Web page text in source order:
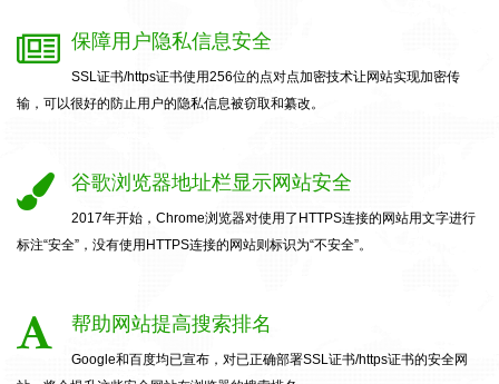
保障用户隐私信息安全
SSL证书/https证书使用256位的点对点加密技术让网站实现加密传
输，可以很好的防止用户的隐私信息被窃取和纂改。
谷歌浏览器地址栏显示网站安全
2017年开始，Chrome浏览器对使用了HTTPS连接的网站用文字进行
标注“安全”，没有使用HTTPS连接的网站则标识为“不安全”。
帮助网站提高搜索排名
Google和百度均已宣布，对已正确部署SSL证书/https证书的安全网